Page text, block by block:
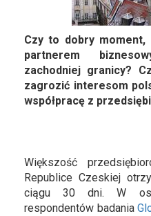
Czy to dobry moment,
partnerem
zachodniej granicy?
zagrozić interesom
współpracę z
Większość
Republice Czeskiej
ciągu 30 dni. W
respondentów badania